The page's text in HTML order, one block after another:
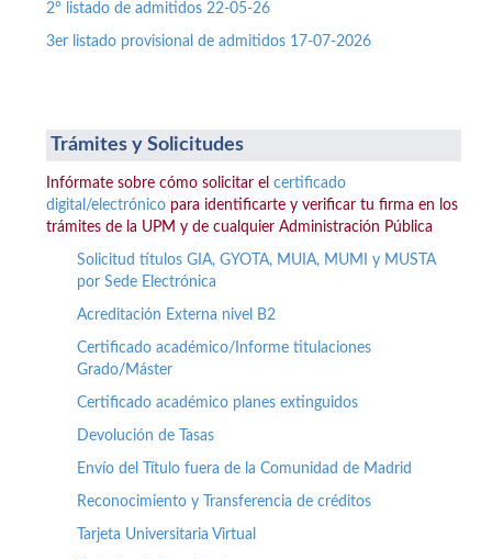
2º listado de admitidos 22-05-26
3er listado provisional de admitidos 17-07-2026
Trámites y Solicitudes
Infórmate sobre cómo solicitar el certificado
digital/electrónico para identificarte y verificar tu firma en los
trámites de la UPM y de cualquier Administración Pública
Solicitud títulos GIA, GYOTA, MUIA, MUMI y MUSTA
por Sede Electrónica
Acreditación Externa nivel B2
Certificado académico/Informe titulaciones
Grado/Máster
Certificado académico planes extinguidos
Devolución de Tasas
Envío del Título fuera de la Comunidad de Madrid
Reconocimiento y Transferencia de créditos
Tarjeta Universitaria Virtual